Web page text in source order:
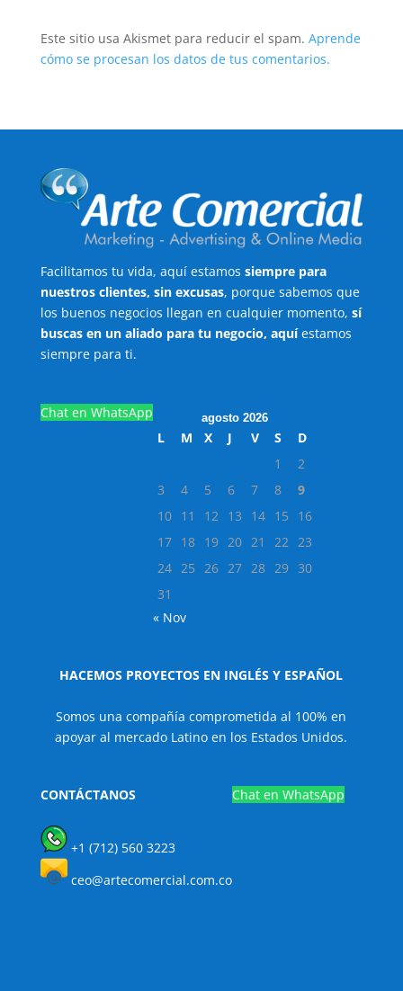
Este sitio usa Akismet para reducir el spam. Aprende
cómo se procesan los datos de tus comentarios.
Facilitamos tu vida, aquí estamos siempre para
nuestros clientes, sin excusas, porque sabemos que
los buenos negocios llegan en cualquier momento, sí
buscas en un aliado para tu negocio, aquíestamos
siempre para ti.
Chat en WhatsApp agosto 2026
L M X J V S
D
1
2
3
4 5 6 7 8
9
10 11 12 13 14 15
16
17 18 19 20 21 22
23
24 25 26 27 28 29 30
31
« Nov
HACEMOS PROYECTOS EN INGLÉS Y ESPAÑOL
Somos una compañía comprometida al 100% en
apoyar al mercado Latino en los Estados Unidos.
CONTÁCTANOS
+1 (712) 560 3223
ceo@artecomercial.com.co
Chat en WhatsApp